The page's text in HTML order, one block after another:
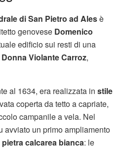
di San Pietro ad Alesè
genovese Domenico
edificio sui resti di una
Donna Violante Carroz,
al 1634, era realizzata in stile
coperta da tetto a capriate,
campanile a vela. Nel
avviato un primo ampliamento
calcarea bianca: le